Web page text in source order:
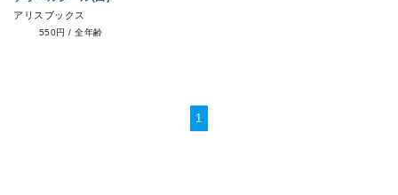
アリスブックス
550円 /全年齢
1